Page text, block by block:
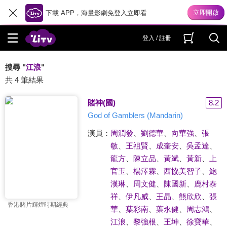
下載 APP，海量影劇免登入立即看
登入 / 註冊
搜尋 "江浪"
共 4 筆結果
香港賭片輝煌時期經典
賭神(國)
8.2
God of Gamblers (Mandarin)
演員： 周潤發 劉德華、 向華強
張
敏、 王祖賢 成奎安、 吳孟達
龍方、 陳立品 黃斌、 黃新、
上
官玉
楊澤霖 西協美智子、 鮑
漢琳、 周文健 陳國新、
鹿村泰
祥、 伊凡威、 王晶 熊欣欣
張
華、 葉彩南、 葉永健 周志鴻、
江浪
黎強根 王坤 徐寶華、